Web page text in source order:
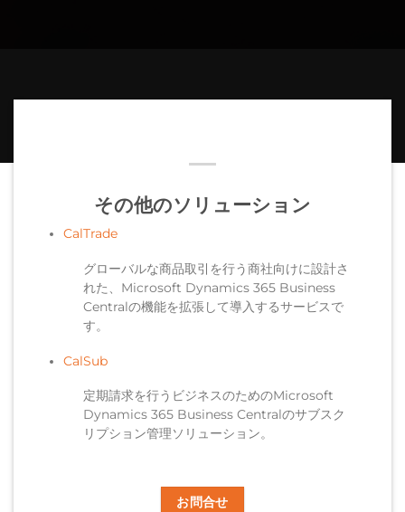
その他のソリューション
CalTrade
グローバルな商品取引を行う商社向けに設計さ
れた、Microsoft Dynamics 365 Business
Centralの機能を拡張して導入するサービスで
す。
CalSub
定期請求を行うビジネスのためのMicrosoft
Dynamics 365 Business Centralのサブスク
リプション管理ソリューション。
お問合せ